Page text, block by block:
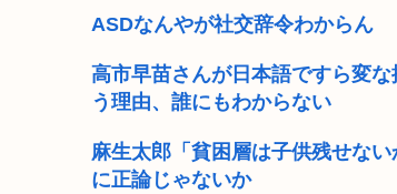
ASDなんやが社交辞令わからん
高市早苗さんが日本語ですら変
う理由、誰にもわからない
麻生太郎「貧困層は子供残せな
に正論じゃないか